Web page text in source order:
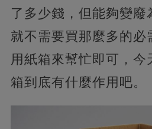
了多少錢，但能夠變廢
就不需要買那麼多的必
用紙箱來幫忙即可，今
箱到底有什麼作用吧。